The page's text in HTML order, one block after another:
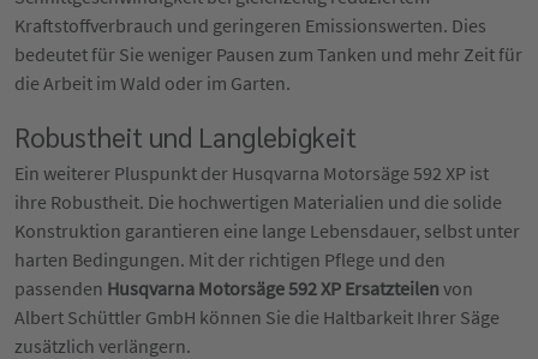
Kraftstoffverbrauch und geringeren Emissionswerten. Dies
bedeutet für Sie weniger Pausen zum Tanken und mehr Zeit für
die Arbeit im Wald oder im Garten.
Robustheit und Langlebigkeit
Ein weiterer Pluspunkt der Husqvarna Motorsäge 592 XP ist
ihre Robustheit. Die hochwertigen Materialien und die solide
Konstruktion garantieren eine lange Lebensdauer, selbst unter
harten Bedingungen. Mit der richtigen Pflege und den
passenden Husqvarna Motorsäge 592 XP Ersatzteilen von
Albert Schüttler GmbH können Sie die Haltbarkeit Ihrer Säge
zusätzlich verlängern.